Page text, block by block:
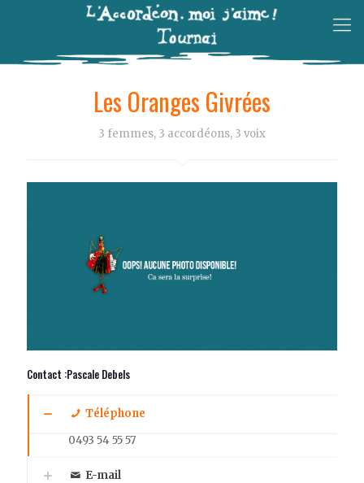
Les Oranges Givrées
3 femmes, 3 accordéons, 3 voix
Contact :Pascale Debels
Téléphone
0493 54 55 57
E-mail